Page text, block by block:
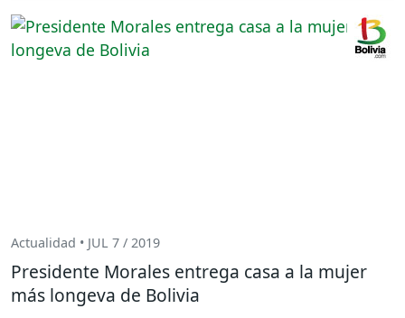
Actualidad • JUL 7 / 2019
Presidente Morales entrega casa a la mujer
más longeva de Bolivia